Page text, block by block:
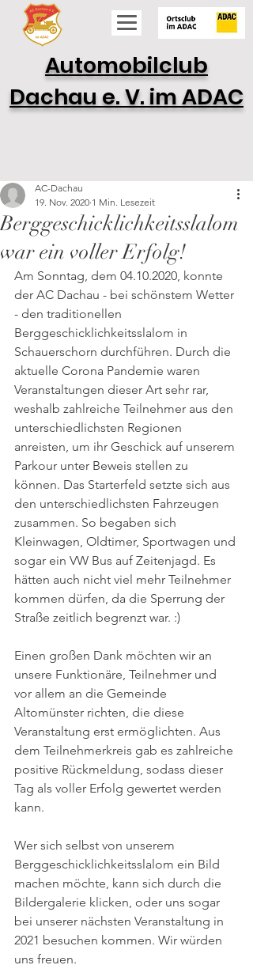
Automobilclub
Dachau e. V. im ADAC
Berggeschicklichkeitsslalom
war ein voller Erfolg!
AC-Dachau
19. Nov. 2020 1 Min. Lesezeit
Am Sonntag, dem 04.10.2020, konnte
der AC Dachau - bei schönstem Wetter
- den traditionellen
Berggeschicklichkeitsslalom in
Schauerschorn durchführen. Durch die
aktuelle Corona Pandemie waren
Veranstaltungen dieser Art sehr rar,
weshalb zahlreiche Teilnehmer aus den
unterschiedlichsten Regionen
anreisten, um ihr Geschick auf unserem
Parkour unter Beweis stellen zu
können. Das Starterfeld setzte sich aus
den unterschiedlichsten Fahrzeugen
zusammen. So begaben sich
Kleinwagen, Oldtimer, Sportwagen und
sogar ein VW Bus auf Zeitenjagd. Es
hätten auch nicht viel mehr Teilnehmer
kommen dürfen, da die Sperrung der
Straße zeitlich begrenzt war. :)
Einen großen Dank möchten wir an
unsere Funktionäre, Teilnehmer und
vor allem an die Gemeinde
Altomünster richten, die diese
Veranstaltung erst ermöglichten. Aus
dem Teilnehmerkreis gab es zahlreiche
positive Rückmeldung, sodass dieser
Tag als voller Erfolg gewertet werden
kann.
Wer sich selbst von unserem
Berggeschicklichkeitsslalom ein Bild
machen möchte, kann sich durch die
Bildergalerie klicken, oder uns sogar
bei unserer nächsten Veranstaltung in
2021 besuchen kommen. Wir würden
uns freuen.